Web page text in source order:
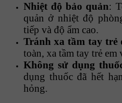
Nhiệt độ bảo quản:
quản ở nhiệt độ
tiếp và độ ẩm cao.
Tránh xa tầm tay trẻ
toàn, xa tầm tay trẻ em
Không sử dụng
dụng thuốc đã hết
hỏng.